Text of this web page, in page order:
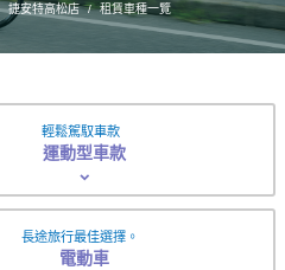
捷安特高松店 租賃車種一覽
輕鬆駕馭車款
運動型車款
長途旅行最佳選擇。
電動車